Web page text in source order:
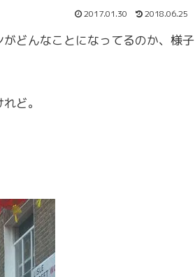
2017.01.30 2018.06.25
どんなことになってるのか、様子
ど。